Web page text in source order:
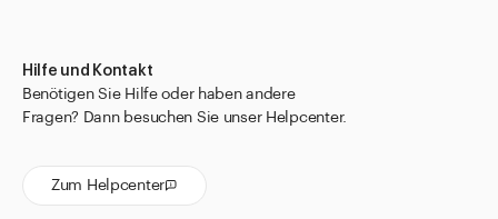
Hilfe und Kontakt
Benötigen Sie Hilfe oder haben andere
Fragen? Dann besuchen Sie unser Helpcenter.
Zum Helpcenter